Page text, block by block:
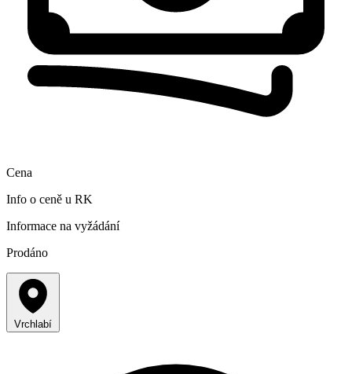
Cena
Info o ceně u RK
Informace na vyžádání
Prodáno
Vrchlabí